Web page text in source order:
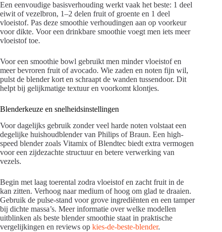
Een eenvoudige basisverhouding werkt vaak het beste: 1 deel
eiwit of vezelbron, 1–2 delen fruit of groente en 1 deel
vloeistof. Pas deze smoothie verhoudingen aan op voorkeur
voor dikte. Voor een drinkbare smoothie voegt men iets meer
vloeistof toe.
Voor een smoothie bowl gebruikt men minder vloeistof en
meer bevroren fruit of avocado. Wie zaden en noten fijn wil,
pulst de blender kort en schraapt de wanden tussendoor. Dit
helpt bij gelijkmatige textuur en voorkomt klontjes.
Blenderkeuze en snelheidsinstellingen
Voor dagelijks gebruik zonder veel harde noten volstaat een
degelijke huishoudblender van Philips of Braun. Een high-
speed blender zoals Vitamix of Blendtec biedt extra vermogen
voor een zijdezachte structuur en betere verwerking van
vezels.
Begin met laag toerental zodra vloeistof en zacht fruit in de
kan zitten. Verhoog naar medium of hoog om glad te draaien.
Gebruik de pulse-stand voor grove ingrediënten en een tamper
bij dichte massa’s. Meer informatie over welke modellen
uitblinken als beste blender smoothie staat in praktische
vergelijkingen en reviews op kies-de-beste-blender.